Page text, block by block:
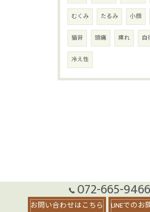
むくみ たるみ 小顔
猫背 頭痛 痺れ 自
冷え性
072-665-9466
お問い合わせはこちら LINEでのお